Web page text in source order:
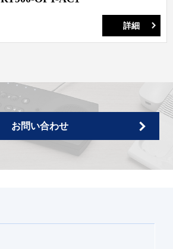
詳細
お問い合わせ